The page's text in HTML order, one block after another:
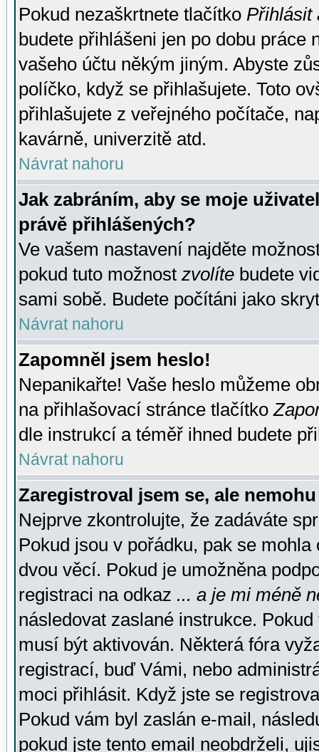
Pokud nezaškrtnete tlačítko Přihlásit
budete přihlášeni jen po dobu práce
vašeho účtu někým jiným. Abyste
políčko, když se přihlašujete. Toto
přihlašujete z veřejného počítače,
kavárně, univerzitě atd.
Návrat nahoru
Jak zabráním, aby se moje
právě přihlášených?
Ve vašem nastavení najděte
pokud tuto možnost zvolíte budete
sami sobě. Budete počítáni jako
Návrat nahoru
Zapomněl jsem heslo!
Nepanikařte! Vaše heslo můžeme
na přihlašovací stránce tlačítko
dle instrukcí a téměř ihned budete
Návrat nahoru
Zaregistroval jsem se, ale
Nejprve zkontrolujte, že zadáváte
Pokud jsou v pořádku, pak se
dvou věcí. Pokud je umožněna
registraci na odkaz ... a je mi méně
následovat zaslané instrukce.
musí být aktivován. Některá fóra
registrací, buď Vámi, nebo
moci přihlásit. Když jste se
Pokud vám byl zaslán e-mail,
pokud jste tento email neobdrželi,